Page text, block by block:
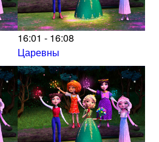
16:01 - 16:08
Царевны